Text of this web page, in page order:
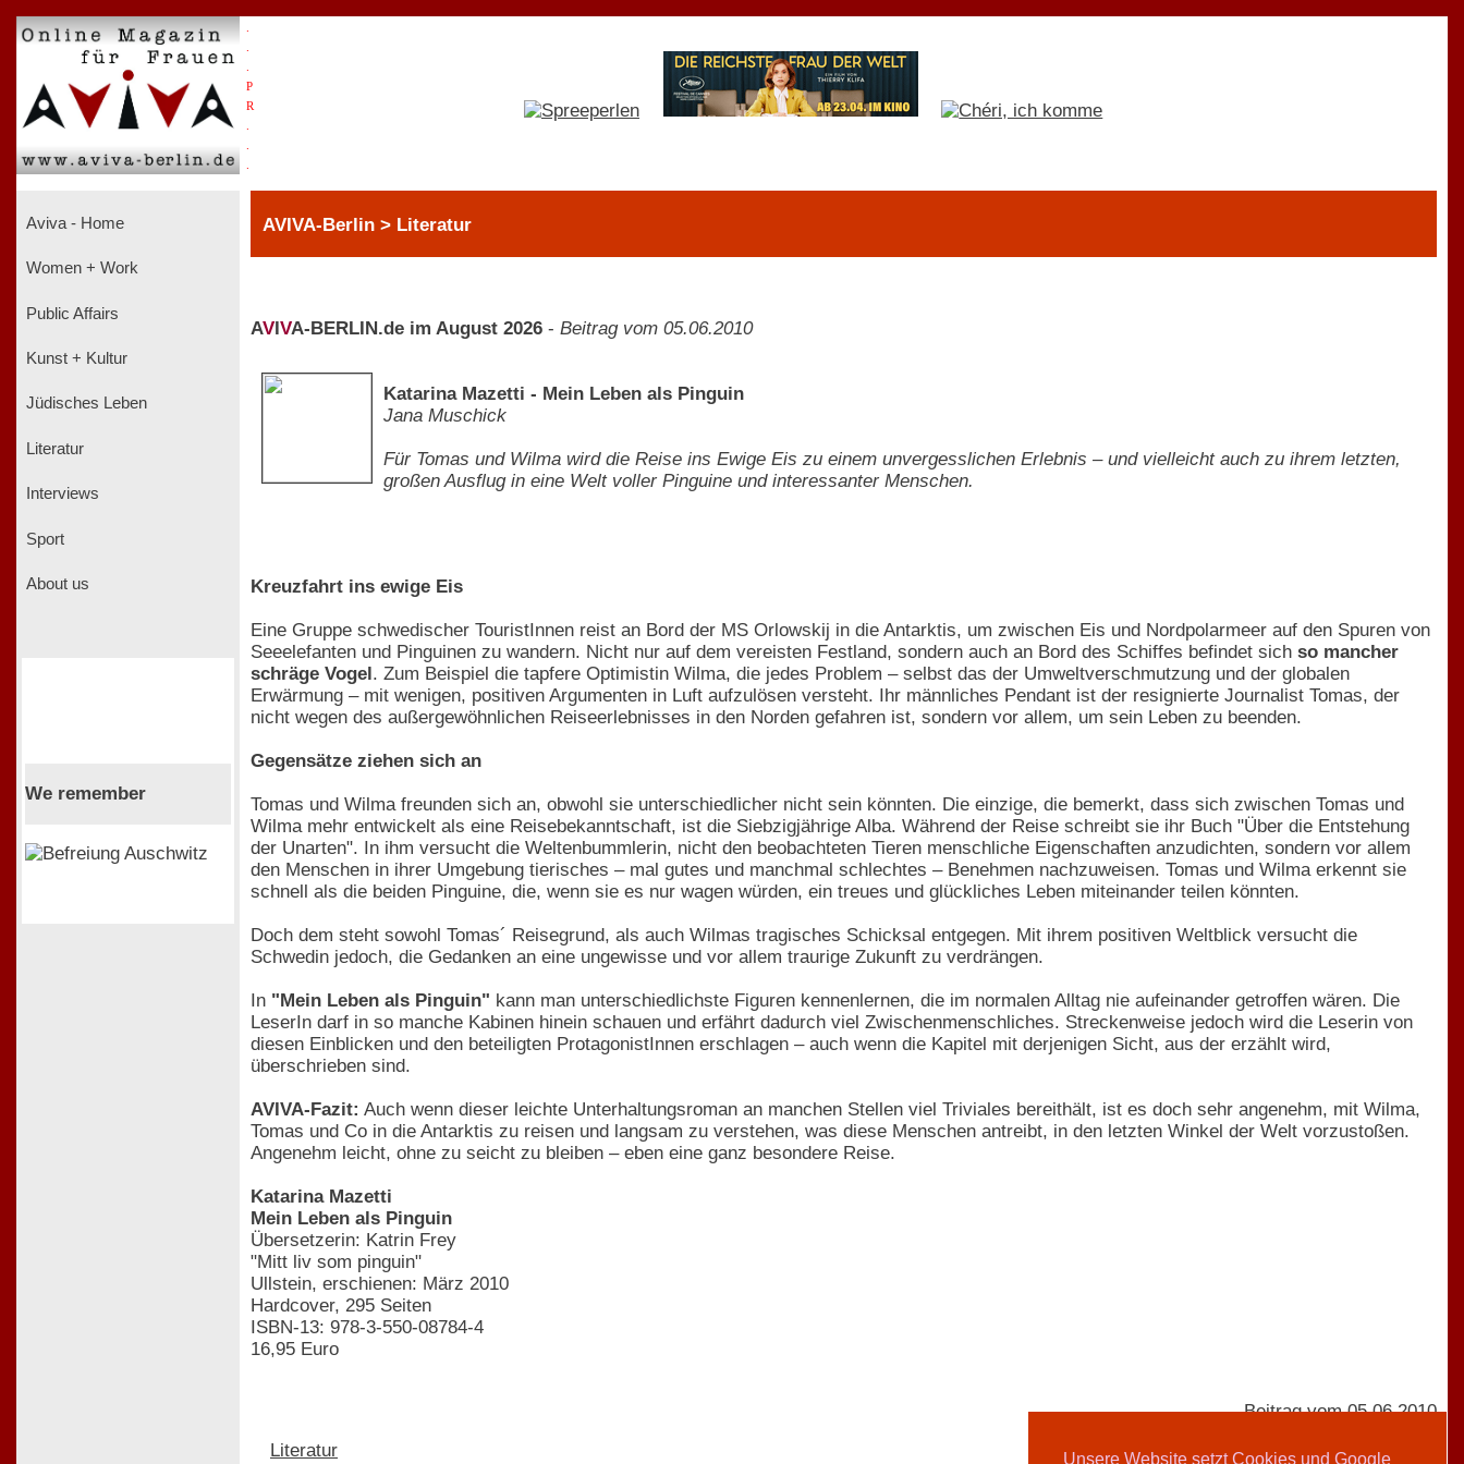
Unsere Website setzt Cookies und Google
P
R
Aviva - Home
Women + Work
Public Affairs
Kunst + Kultur
Jüdisches Leben
Literatur
Interviews
Sport
About us
We remember
AVIVA-Berlin > Literatur
AV VA-BERLIN.de im August 2026 - Beitrag vom 05.06.2010
Katarina Mazetti - Mein Leben als Pinguin
Jana Muschick
Für Tomas und Wilma wird die Reise ins Ewige Eis zu einem unvergesslichen Erlebnis – und vielleicht auch zu ihrem letzten,
großen Ausflug in eine Welt voller Pinguine und interessanter Menschen.
Kreuzfahrt ins ewige Eis
Eine Gruppe schwedischer TouristInnen reist an Bord der MS Orlowskij in die Antarktis, um zwischen Eis und Nordpolarmeer auf den Spuren von
Seeelefanten und Pinguinen zu wandern. Nicht nur auf dem vereisten Festland, sondern auch an Bord des Schiffes befindet sich so mancher
schräge Vogel. Zum Beispiel die tapfere Optimistin Wilma, die jedes Problem – selbst das der Umweltverschmutzung und der globalen
Erwärmung – mit wenigen, positiven Argumenten in Luft aufzulösen versteht. Ihr männliches Pendant ist der resignierte Journalist Tomas, der
nicht wegen des außergewöhnlichen Reiseerlebnisses in den Norden gefahren ist, sondern vor allem, um sein Leben zu beenden.
Gegensätze ziehen sich an
Tomas und Wilma freunden sich an, obwohl sie unterschiedlicher nicht sein könnten. Die einzige, die bemerkt, dass sich zwischen Tomas und
Wilma mehr entwickelt als eine Reisebekanntschaft, ist die Siebzigjährige Alba. Während der Reise schreibt sie ihr Buch "Über die Entstehung
der Unarten". In ihm versucht die Weltenbummlerin, nicht den beobachteten Tieren menschliche Eigenschaften anzudichten, sondern vor allem
den Menschen in ihrer Umgebung tierisches – mal gutes und manchmal schlechtes – Benehmen nachzuweisen. Tomas und Wilma erkennt sie
schnell als die beiden Pinguine, die, wenn sie es nur wagen würden, ein treues und glückliches Leben miteinander teilen könnten.
Doch dem steht sowohl Tomas´ Reisegrund, als auch Wilmas tragisches Schicksal entgegen. Mit ihrem positiven Weltblick versucht die
Schwedin jedoch, die Gedanken an eine ungewisse und vor allem traurige Zukunft zu verdrängen.
In "Mein Leben als Pinguin" kann man unterschiedlichste Figuren kennenlernen, die im normalen Alltag nie aufeinander getroffen wären. Die
LeserIn darf in so manche Kabinen hinein schauen und erfährt dadurch viel Zwischenmenschliches. Streckenweise jedoch wird die Leserin von
diesen Einblicken und den beteiligten ProtagonistInnen erschlagen – auch wenn die Kapitel mit derjenigen Sicht, aus der erzählt wird,
überschrieben sind.
AVIVA-Fazit: Auch wenn dieser leichte Unterhaltungsroman an manchen Stellen viel Triviales bereithält, ist es doch sehr angenehm, mit Wilma,
Tomas und Co in die Antarktis zu reisen und langsam zu verstehen, was diese Menschen antreibt, in den letzten Winkel der Welt vorzustoßen.
Angenehm leicht, ohne zu seicht zu bleiben – eben eine ganz besondere Reise.
Katarina Mazetti
Mein Leben als Pinguin
Übersetzerin: Katrin Frey
"Mitt liv som pinguin"
Ullstein, erschienen: März 2010
Hardcover, 295 Seiten
ISBN-13: 978-3-550-08784-4
16,95 Euro
Literatur
Beitrag vom 05.06.2010